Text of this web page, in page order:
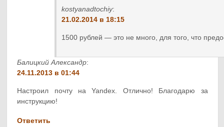
kostyanadtochiy:
21.02.2014 в 18:15
1500 рублей — это не много, для того, что
Балицкий Александр:
24.11.2013 в 01:44
Настроил почту на Yandex. Отлично! Благодарю за
инструкцию!
Ответить